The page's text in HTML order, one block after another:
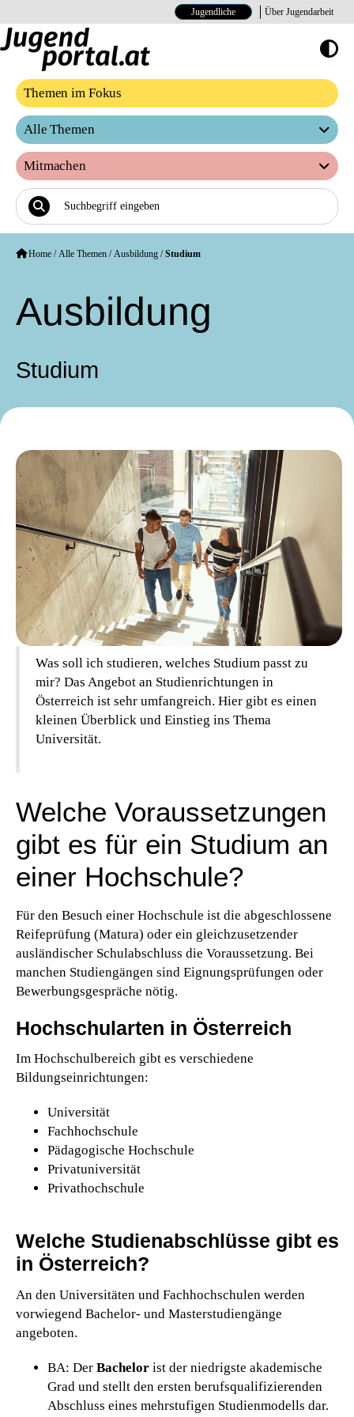
Jugendliche Über Jugendarbeit
Hoher Kontrast
Themen im Fokus
Alle Themen
Mitmachen
Home /Alle Themen /Ausbildung /Studium
Ausbildung
Studium
Was soll ich studieren, welches Studium passt zu
mir? Das Angebot an Studienrichtungen in
Österreich ist sehr umfangreich. Hier gibt es einen
kleinen Überblick und Einstieg ins Thema
Universität.
Welche Voraussetzungen
gibt es für ein Studium an
einer Hochschule?
Für den Besuch einer Hochschule ist die abgeschlossene
Reifeprüfung (Matura) oder ein gleichzusetzender
ausländischer Schulabschluss die Voraussetzung. Bei
manchen Studiengängen sind Eignungsprüfungen oder
Bewerbungsgespräche nötig.
Hochschularten in Österreich
Im Hochschulbereich gibt es verschiedene
Bildungseinrichtungen:
Universität
Fachhochschule
Pädagogische Hochschule
Privatuniversität
Privathochschule
Welche Studienabschlüsse gibt es
in Österreich?
An den Universitäten und Fachhochschulen werden
vorwiegend Bachelor- und Masterstudiengänge
angeboten.
BA: Der Bachelor ist der niedrigste akademische
Grad und stellt den ersten berufsqualifizierenden
Abschluss eines mehrstufigen Studienmodells dar.